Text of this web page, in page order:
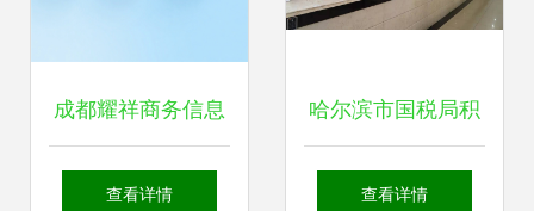
成都耀祥商务信息
咨询发布智能财税
查看详情
哈尔滨市国税局积
极推进“放管服”改
查看详情